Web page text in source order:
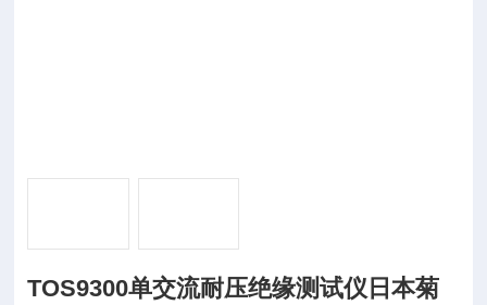
TOS9300单交流耐压绝缘测试仪日本菊